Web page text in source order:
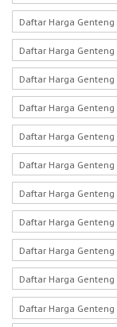
Daftar Harga
Daftar Harga Genteng
Daftar Harga
Daftar Harga Genteng
Daftar Harga Genteng
Daftar Harga Genteng
Daftar Harga Genteng
Daftar Harga
Daftar Harga
Daftar Harga Genteng
Daftar Harga Genteng